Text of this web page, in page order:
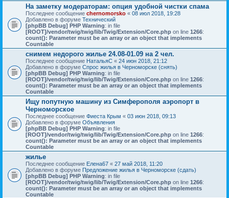
На заметку модераторам: опция удобной чистки спама
Последнее сообщение chernomorsko « 08 июл 2018, 19:28
Добавлено в форуме Технический
[phpBB Debug] PHP Warning: in file
[ROOT]/vendor/twig/twig/lib/Twig/Extension/Core.php on line 1266:
count(): Parameter must be an array or an object that implements
Countable
снимем недорого жилье 24.08-01.09 на 2 чел.
Последнее сообщение НатальяС « 24 июн 2018, 21:12
Добавлено в форуме Спрос жилья в Черноморске (снять)
[phpBB Debug] PHP Warning: in file
[ROOT]/vendor/twig/twig/lib/Twig/Extension/Core.php on line 1266:
count(): Parameter must be an array or an object that implements
Countable
Ищу попутную машину из Симферополя аэропорт в
Черноморское
Последнее сообщение Фиеста Крым « 03 июн 2018, 09:13
Добавлено в форуме Объявления
[phpBB Debug] PHP Warning: in file
[ROOT]/vendor/twig/twig/lib/Twig/Extension/Core.php on line 1266:
count(): Parameter must be an array or an object that implements
Countable
жилье
Последнее сообщение Елена67 « 27 май 2018, 11:20
Добавлено в форуме Предложение жилья в Черноморске (сдать)
[phpBB Debug] PHP Warning: in file
[ROOT]/vendor/twig/twig/lib/Twig/Extension/Core.php on line 1266:
count(): Parameter must be an array or an object that implements
Countable